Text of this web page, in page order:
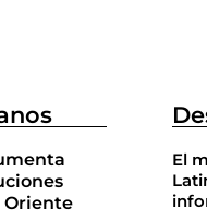
Oriente
El